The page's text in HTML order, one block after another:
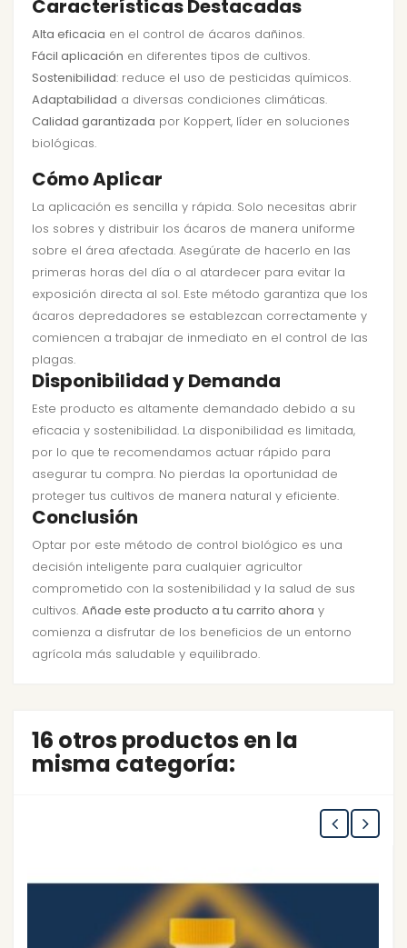
Características Destacadas
Alta eficacia en el control de ácaros dañinos.
Fácil aplicación en diferentes tipos de cultivos.
Sostenibilidad: reduce el uso de pesticidas químicos.
Adaptabilidad a diversas condiciones climáticas.
Calidad garantizada por Koppert, líder en soluciones
biológicas.
Cómo Aplicar
La aplicación es sencilla y rápida. Solo necesitas abrir
los sobres y distribuir los ácaros de manera uniforme
sobre el área afectada. Asegúrate de hacerlo en las
primeras horas del día o al atardecer para evitar la
exposición directa al sol. Este método garantiza que los
ácaros depredadores se establezcan correctamente y
comiencen a trabajar de inmediato en el control de las
plagas.
Disponibilidad y Demanda
Este producto es altamente demandado debido a su
eficacia y sostenibilidad. La disponibilidad es limitada,
por lo que te recomendamos actuar rápido para
asegurar tu compra. No pierdas la oportunidad de
proteger tus cultivos de manera natural y eficiente.
Conclusión
Optar por este método de control biológico es una
decisión inteligente para cualquier agricultor
comprometido con la sostenibilidad y la salud de sus
cultivos. Añade este producto a tu carrito ahora y
comienza a disfrutar de los beneficios de un entorno
agrícola más saludable y equilibrado.
16 otros productos en la
misma categoría: